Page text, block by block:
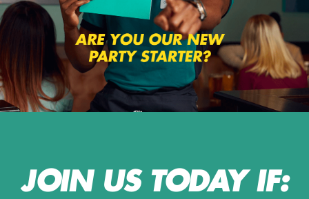
JOIN US TODAY IF: